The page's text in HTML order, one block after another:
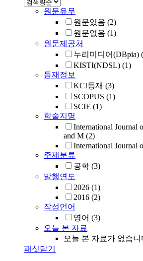
원문유무
원문있음 (2)
원문없음 (1)
원문제공처
누리미디어(DBpia)
KISTI(NDSL) (1)
등재정보
KCI등재 (3)
SCOPUS (1)
SCIE (1)
학술지명
International Journal
and M (2)
International Journal
주제분류
공학 (3)
발행연도
2026 (1)
2016 (2)
작성언어
영어 (3)
오늘 본 자료
오늘 본 자료가 없습니
패싯닫기